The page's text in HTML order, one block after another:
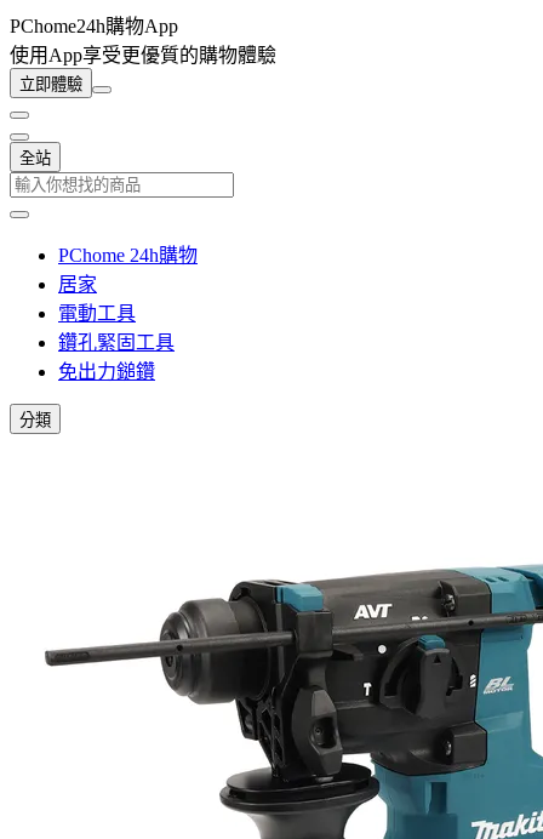
PChome24h購物App
使用App享受更優質的購物體驗
立即體驗
全站
PChome 24h購物
居家
電動工具
鑽孔緊固工具
免出力鎚鑽
分類